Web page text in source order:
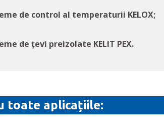
de control al temperaturii KELOX;
de țevi preizolate KELIT PEX.
toate aplicațiile: